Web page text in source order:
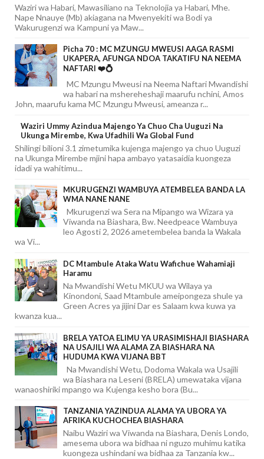
Waziri wa Habari, Mawasiliano na Teknolojia ya Habari, Mhe.
Nape Nnauye (Mb) akiagana na Mwenyekiti wa Bodi ya
Wakurugenzi wa Kampuni ya Maw...
Picha 70 : MC MZUNGU MWEUSI AAGA RASMI
UKAPERA, AFUNGA NDOA TAKATIFU NA NEEMA
NAFTARI ❤️💍
MC Mzungu Mweusi na Neema Naftari Mwandishi
wa habari na mshereheshaji maarufu nchini, Amos
John, maarufu kama MC Mzungu Mweusi, ameanza r...
Waziri Ummy Azindua Majengo Ya Chuo Cha Uuguzi Na
Ukunga Mirembe, Kwa Ufadhili Wa Global Fund
Shilingi bilioni 3.1 zimetumika kujenga majengo ya chuo Uuguzi
na Ukunga Mirembe mjini hapa ambayo yatasaidia kuongeza
idadi ya wahitimu...
MKURUGENZI WAMBUYA ATEMBELEA BANDA LA
WMA NANE NANE
Mkurugenzi wa Sera na Mipango wa Wizara ya
Viwanda na Biashara, Bw. Needpeace Wambuya
leo Agosti 2, 2026 ametembelea banda la Wakala
wa Vi...
DC Mtambule Ataka Watu Wafichue Wahamiaji
Haramu
Na Mwandishi Wetu MKUU wa Wilaya ya
Kinondoni, Saad Mtambule ameipongeza shule ya
Green Acres ya jijini Dar es Salaam kwa kuwa ya
kwanza kua...
BRELA YATOA ELIMU YA URASIMISHAJI BIASHARA
NA USAJILI WA ALAMA ZA BIASHARA NA
HUDUMA KWA VIJANA BBT
Na Mwandishi Wetu, Dodoma Wakala wa Usajili
wa Biashara na Leseni (BRELA) umewataka vijana
wanaoshiriki mpango wa Kujenga kesho bora (Bu...
TANZANIA YAZINDUA ALAMA YA UBORA YA
AFRIKA KUCHOCHEA BIASHARA
Naibu Waziri wa Viwanda na Biashara, Denis Londo,
amesema ubora wa bidhaa ni nguzo muhimu katika
kuongeza ushindani wa bidhaa za Tanzania kw...